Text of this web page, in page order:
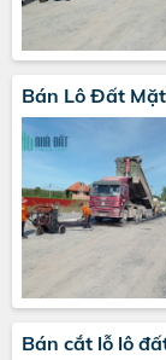
Bán Lô Đất
Bán cắt lỗ lô